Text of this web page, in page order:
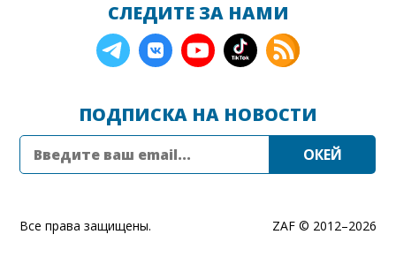
СЛЕДИТЕ ЗА НАМИ
ПОДПИСКА НА НОВОСТИ
ZAF © 2012–2026
Все права защищены.